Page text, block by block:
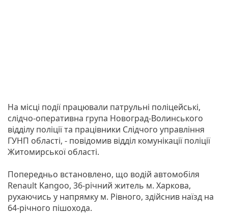
На місці події працювали патрульні поліцейські,
слідчо-оперативна група Новоград-Волинського
відділу поліції та працівники Слідчого управління
ГУНП області, - повідомив відділ комунікації поліції
Житомирської області.
Попередньо встановлено, що водій автомобіля
Renault Kangoo, 36-річний житель м. Харкова,
рухаючись у напрямку м. Рівного, здійснив наїзд на
64-річного пішохода.